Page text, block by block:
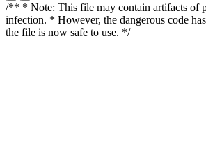
/** * Note: This file may contain artifacts of
infection. * However, the dangerous code
the file is now safe to use. */